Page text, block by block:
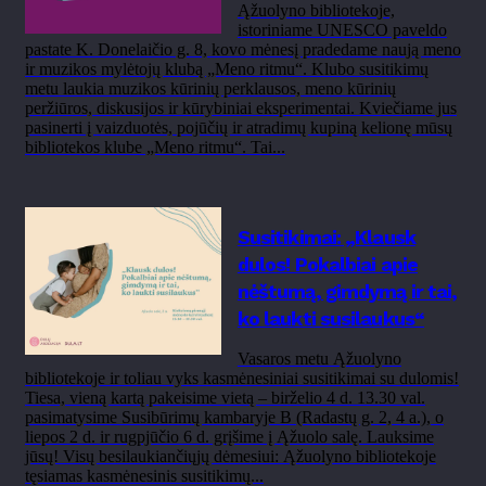
Ąžuolyno bibliotekoje,
istoriniame UNESCO paveldo
pastate K. Donelaičio g. 8, kovo mėnesį pradedame naują meno
ir muzikos mylėtojų klubą „Meno ritmu“. Klubo susitikimų
metu laukia muzikos kūrinių perklausos, meno kūrinių
peržiūros, diskusijos ir kūrybiniai eksperimentai. Kviečiame jus
pasinerti į vaizduotės, pojūčių ir atradimų kupiną kelionę mūsų
bibliotekos klube „Meno ritmu“. Tai...
Susitikimai: „Klausk
dulos! Pokalbiai apie
nėštumą, gimdymą ir tai,
ko laukti susilaukus“
Vasaros metu Ąžuolyno
bibliotekoje ir toliau vyks kasmėnesiniai susitikimai su dulomis!
Tiesa, vieną kartą pakeisime vietą – birželio 4 d. 13.30 val.
pasimatysime Susibūrimų kambaryje B (Radastų g. 2, 4 a.), o
liepos 2 d. ir rugpjūčio 6 d. grįšime į Ąžuolo salę. Lauksime
jūsų! Visų besilaukiančiųjų dėmesiui: Ąžuolyno bibliotekoje
tęsiamas kasmėnesinis susitikimų...